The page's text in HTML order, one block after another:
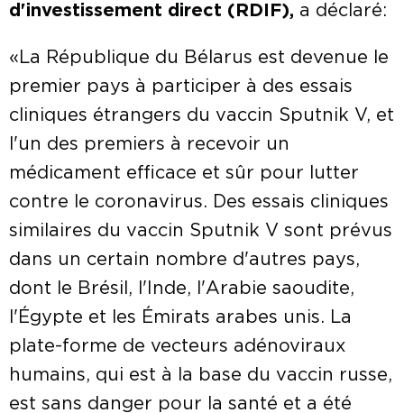
d'investissement direct (RDIF), a déclaré:
«La République du Bélarus est devenue le
premier pays à participer à des essais
cliniques étrangers du vaccin Sputnik V, et
l'un des premiers à recevoir un
médicament efficace et sûr pour lutter
contre le coronavirus. Des essais cliniques
similaires du vaccin Sputnik V sont prévus
dans un certain nombre d'autres pays,
dont le Brésil, l'Inde, l'Arabie saoudite,
l'Égypte et les Émirats arabes unis. La
plate-forme de vecteurs adénoviraux
humains, qui est à la base du vaccin russe,
est sans danger pour la santé et a été